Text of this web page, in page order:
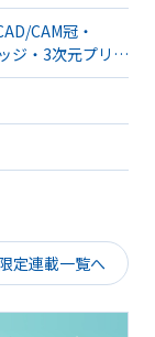
CAM冠・
ジ・3次元プリン
定連載一覧へ